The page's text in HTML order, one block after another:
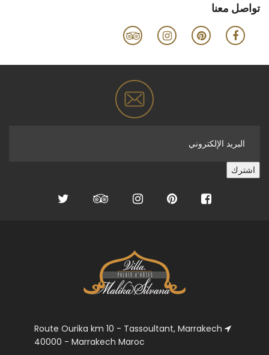
تواصل معنا
Route Ourika km 10 - Tassoultant, Marrakech
40000 - Marrakech Maroc